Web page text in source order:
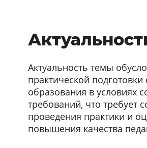
Актуальность темы
практической
образования в условиях
требований, что требует
проведения практики и
повышения качества